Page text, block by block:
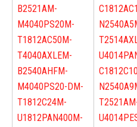
B2521AM-
M4040PS20 M-
T1812AC50 M-
T4040AXLEM-
B2540AHFM-
M4040PS20-D M-
T1812C24M-
U1812PAN400 M-
N2540A5
C1812C10
N2540A9
T2521A